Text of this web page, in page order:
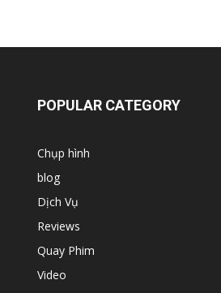
POPULAR CATEGORY
Chụp hình
blog
Dịch Vụ
Reviews
Quay Phim
Video